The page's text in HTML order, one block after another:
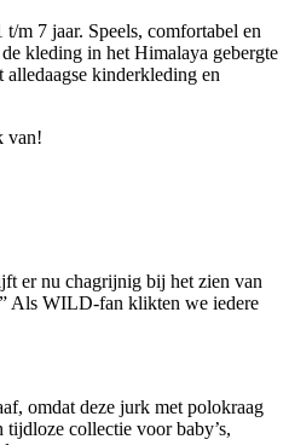
m 7 jaar. Speels, comfortabel en
kleding in het Himalaya gebergte
kinderkleding en
van!
er nu chagrijnig bij het zien van
Als WILD-fan klikten we iedere
omdat deze jurk met polokraag
collectie voor baby’s,